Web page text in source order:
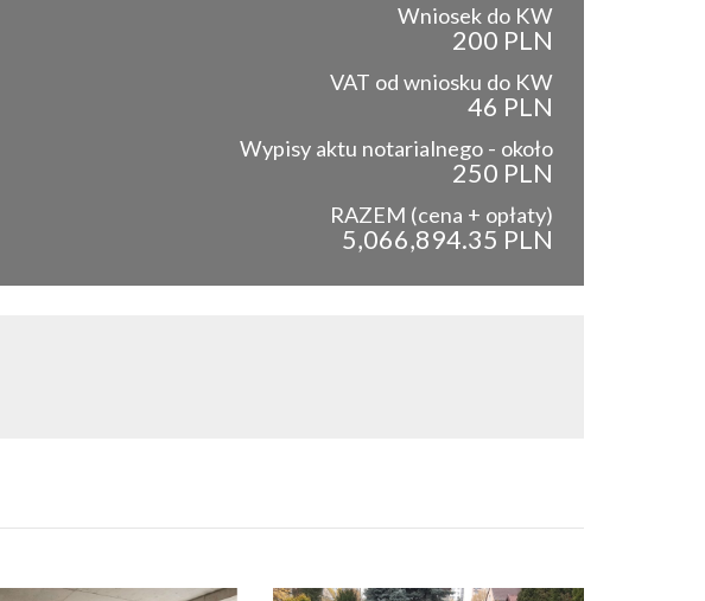
Wniosek do KW
200 PLN
VAT od wniosku do KW
46 PLN
Wypisy aktu notarialnego - około
250 PLN
RAZEM (cena + opłaty)
5,066,894.35 PLN